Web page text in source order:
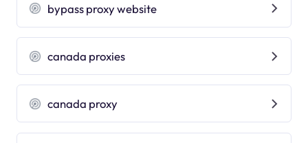
bypass proxy website
canada proxies
canada proxy